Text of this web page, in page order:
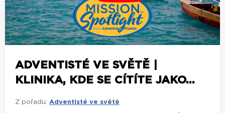
ADVENTISTÉ VE SVĚTĚ |
KLINIKA, KDE SE CÍTÍTE JAKO...
Z pořadu: Adventisté ve světě